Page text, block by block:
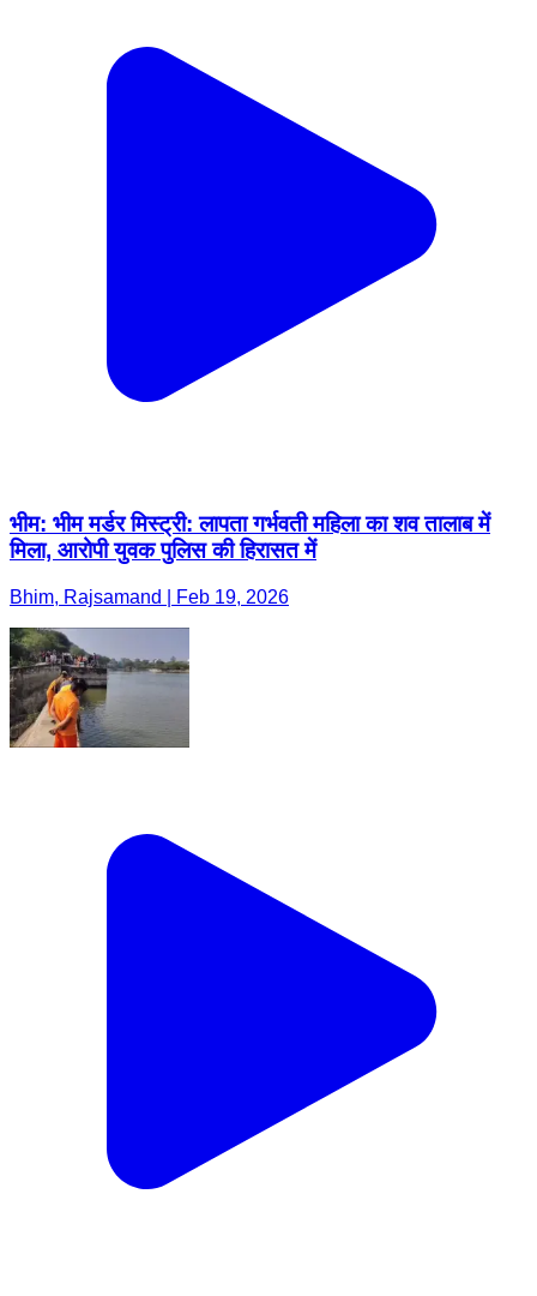
भीम: भीम मर्डर मिस्ट्री: लापता गर्भवती महिला का शव तालाब में
मिला, आरोपी युवक पुलिस की हिरासत में
Bhim, Rajsamand | Feb 19, 2026